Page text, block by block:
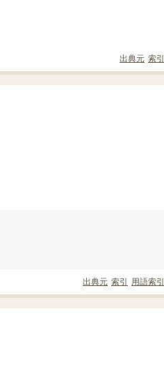
出典元 索引
出典元 索引 用語索引